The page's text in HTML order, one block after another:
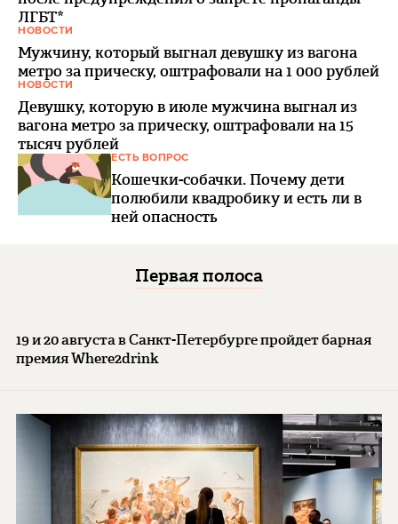
ЛГБТ*
НОВОСТИ
Мужчину, который выгнал девушку из вагона
метро за прическу, оштрафовали на 1 000 рублей
НОВОСТИ
Девушку, которую в июле мужчина выгнал из
вагона метро за прическу, оштрафовали на 15
тысяч рублей
ЕСТЬ ВОПРОС
Кошечки-собачки. Почему дети
полюбили квадробику и есть ли в
ней опасность
Первая полоса
19 и 20 августа в Санкт-Петербурге пройдет барная
премия Where2drink